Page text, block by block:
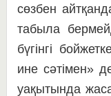
сөзбен
табыла
бүгінгі
ине сәтімен»
уақытында